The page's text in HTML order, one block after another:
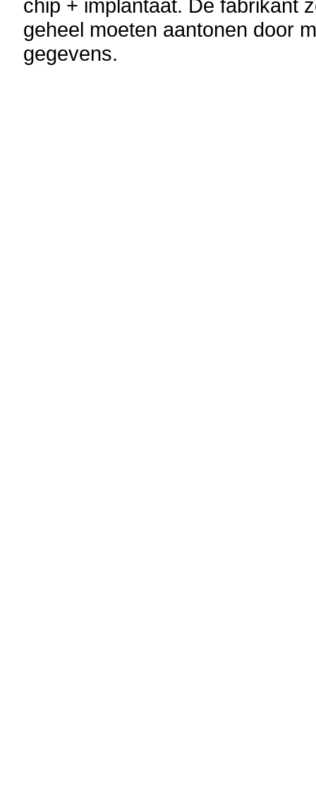
chip + implantaat. De fabrikant
geheel moeten aantonen door
gegevens.